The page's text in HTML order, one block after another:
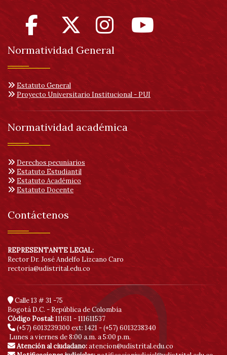
Normatividad General
Estatuto General
Proyecto Universitario Institucional - PUI
Normatividad académica
Derechos pecuniarios
Estatuto Estudiantil
Estatuto Académico
Estatuto Docente
Contáctenos
REPRESENTANTE LEGAL:
Rector Dr. José Andelfo Lizcano Caro
rectoria@udistrital.edu.co
Calle 13 # 31 -75
Bogotá D.C. - República de Colombia
Código Postal:111611 - 111611537
(+57) 6013239300 ext: 1421 - (+57) 6013238340
Lunes a viernes de 8:00 a.m. a 5:00 p.m.
Atención al ciudadano:atencion@udistrital.edu.co